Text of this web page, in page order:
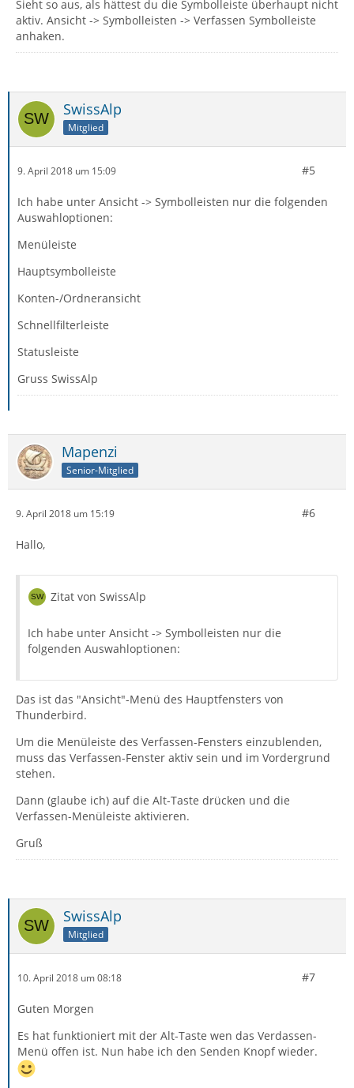
Sieht so aus, als hättest du die Symbolleiste überhaupt nicht
aktiv. Ansicht -> Symbolleisten -> Verfassen Symbolleiste
anhaken.
SwissAlp
Mitglied
9. April 2018 um 15:09 #5
Ich habe unter Ansicht -> Symbolleisten nur die folgenden
Auswahloptionen:
Menüleiste
Hauptsymbolleiste
Konten-/Ordneransicht
Schnellfilterleiste
Statusleiste
Gruss SwissAlp
Mapenzi
Senior-Mitglied
9. April 2018 um 15:19 #6
Hallo,
Zitat von SwissAlp
Ich habe unter Ansicht -> Symbolleisten nur die
folgenden Auswahloptionen:
Das ist das "Ansicht"-Menü des Hauptfensters von
Thunderbird.
Um die Menüleiste des Verfassen-Fensters einzublenden,
muss das Verfassen-Fenster aktiv sein und im Vordergrund
stehen.
Dann (glaube ich) auf die Alt-Taste drücken und die
Verfassen-Menüleiste aktivieren.
Gruß
SwissAlp
Mitglied
10. April 2018 um 08:18 #7
Guten Morgen
Es hat funktioniert mit der Alt-Taste wen das Verdassen-
Menü offen ist. Nun habe ich den Senden Knopf wieder.